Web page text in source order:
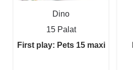
Dino
15 Palat
First play: Pets 15 maxi